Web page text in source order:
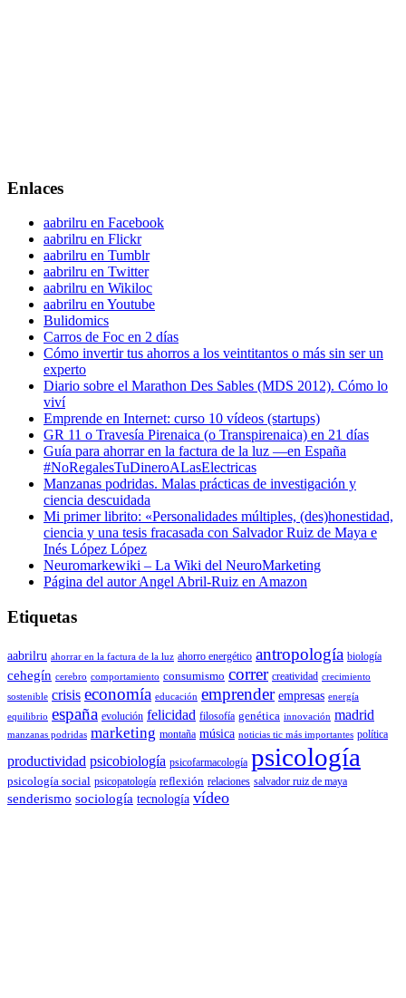
Enlaces
aabrilru en Facebook
aabrilru en Flickr
aabrilru en Tumblr
aabrilru en Twitter
aabrilru en Wikiloc
aabrilru en Youtube
Bulidomics
Carros de Foc en 2 días
Cómo invertir tus ahorros a los veintitantos o más sin ser un
experto
Diario sobre el Marathon Des Sables (MDS 2012). Cómo lo
viví
Emprende en Internet: curso 10 vídeos (startups)
GR 11 o Travesía Pirenaica (o Transpirenaica) en 21 días
Guía para ahorrar en la factura de la luz —en España
#NoRegalesTuDineroALasElectricas
Manzanas podridas. Malas prácticas de investigación y
ciencia descuidada
Mi primer librito: «Personalidades múltiples, (des)honestidad,
ciencia y una tesis fracasada con Salvador Ruiz de Maya e
Inés López López
Neuromarkewiki – La Wiki del NeuroMarketing
Página del autor Angel Abril-Ruiz en Amazon
Etiquetas
aabrilru ahorrar en la factura de la luz ahorro energético antropología biología
cehegín cerebro comportamiento consumismo correr creatividad crecimiento
sostenible crisis economía educación emprender empresas energía
equilibrio españa evolución felicidad filosofía genética innovación madrid
manzanas podridas marketing montaña música noticias tic más importantes política
productividad psicobiología psicofarmacología psicología
psicología social psicopatología reflexión relaciones salvador ruiz de maya
senderismo sociología tecnología vídeo